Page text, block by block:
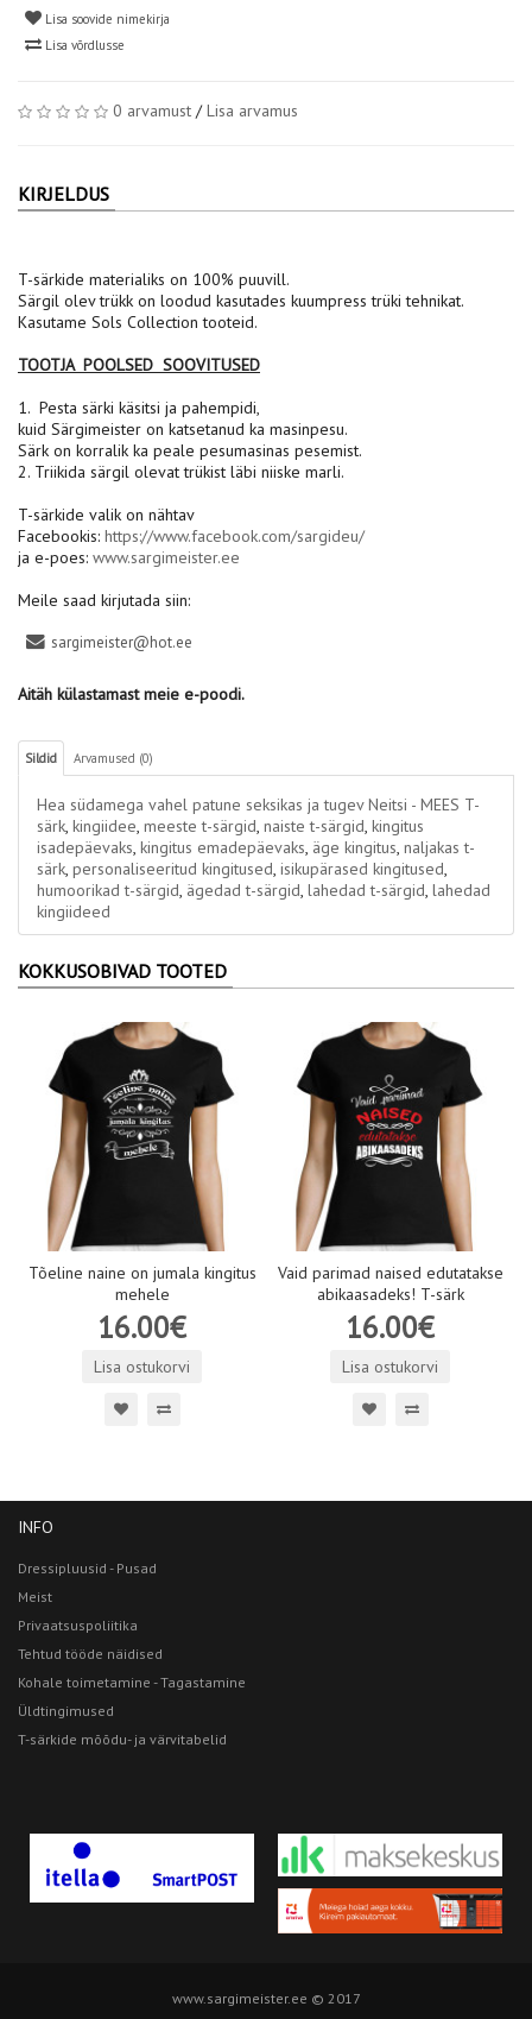
Lisa soovide nimekirja
Lisa võrdlusse
0 arvamust /Lisa arvamus
KIRJELDUS
T-särkide materialiks on 100% puuvill.
Särgil olev trükk on loodud kasutades kuumpress trüki tehnikat.
Kasutame Sols Collection tooteid.
TOOTJA POOLSED SOOVITUSED
1. Pesta särki käsitsi ja pahempidi,
kuid Särgimeister on katsetanud ka masinpesu.
Särk on korralik ka peale pesumasinas pesemist.
2. Triikida särgil olevat trükist läbi niiske marli.
T-särkide valik on nähtav
Facebookis: https://www.facebook.com/sargideu/
ja e-poes: www.sargimeister.ee
Meile saad kirjutada siin:
sargimeister@hot.ee
Aitäh külastamast meie e-poodi.
Sildid Arvamused (0)
Hea südamega vahel patune seksikas ja tugev Neitsi - MEES T-
särk, kingiidee, meeste t-särgid, naiste t-särgid, kingitus
isadepäevaks, kingitus emadepäevaks, äge kingitus, naljakas t-
särk, personaliseeritud kingitused, isikupärased kingitused,
humoorikad t-särgid, ägedad t-särgid, lahedad t-särgid, lahedad
kingiideed
KOKKUSOBIVAD TOOTED
Tõeline naine on jumala kingitus
mehele
16.00€
Lisa ostukorvi
Vaid parimad naised edutatakse
abikaasadeks! T-särk
16.00€
Lisa ostukorvi
INFO
Dressipluusid - Pusad
Meist
Privaatsuspoliitika
Tehtud tööde näidised
Kohale toimetamine - Tagastamine
Üldtingimused
T-särkide mõõdu- ja värvitabelid
www.sargimeister.ee © 2017